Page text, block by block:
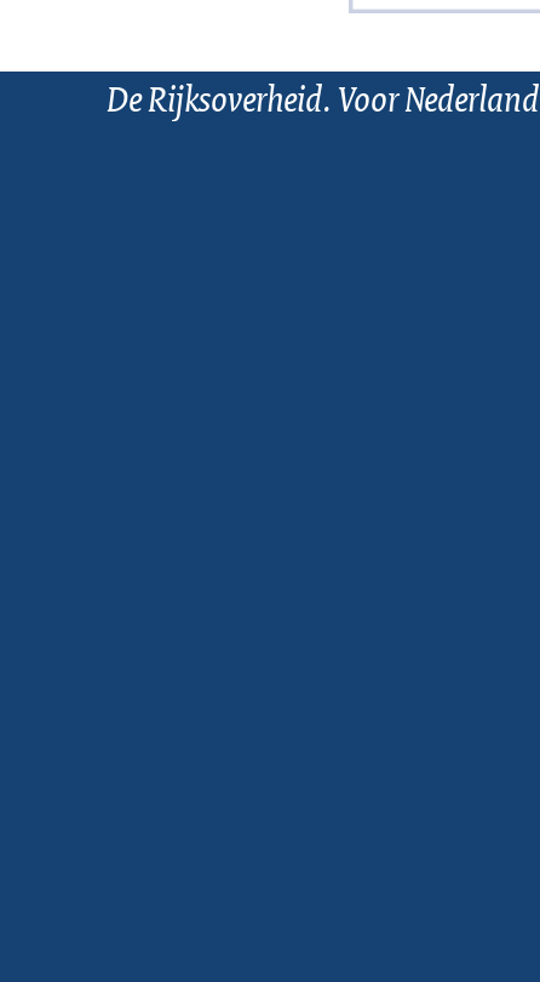
De Rijksoverheid. Voor Nederland